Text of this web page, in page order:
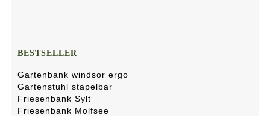
BESTSELLER
Gartenbank windsor ergo
Gartenstuhl stapelbar
Friesenbank Sylt
Friesenbank Molfsee